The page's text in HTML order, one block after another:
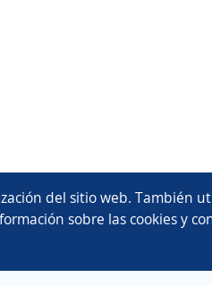
del sitio web. También
sobre las cookies y